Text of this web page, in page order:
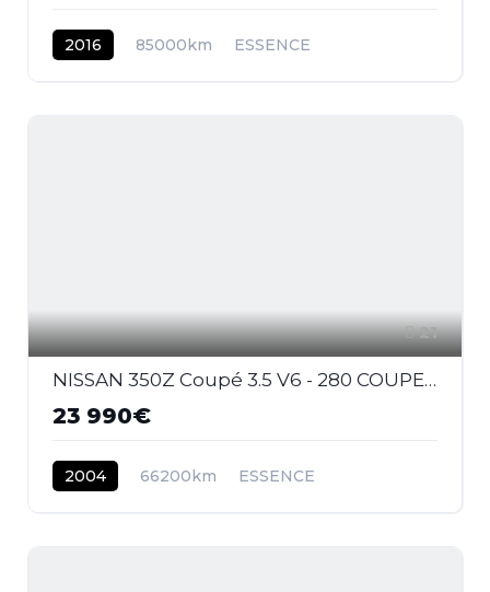
2016 85000km ESSENCE
21
NISSAN 350Z Coupé 3.5 V6 - 280 COUPE Pack
23 990€
2004 66200km ESSENCE